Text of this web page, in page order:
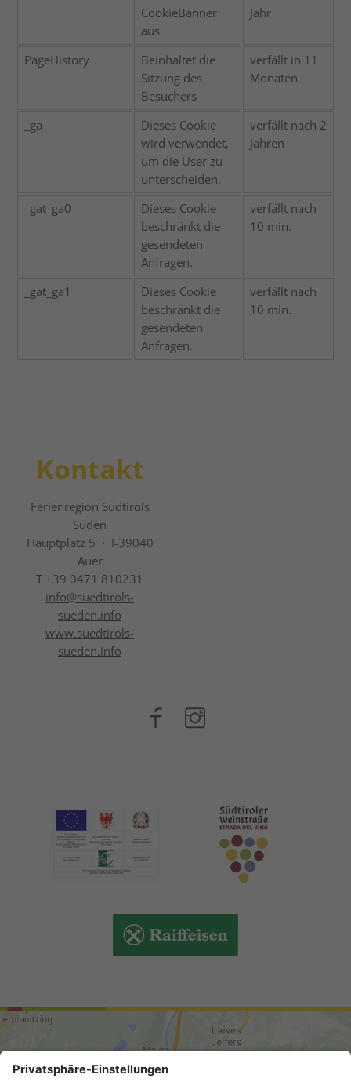
CookieBanner
aus
Jahr
PageHistory
Beinhaltet die
Sitzung des
Besuchers
verfällt in 11
Monaten
_ga
Dieses Cookie
wird verwendet,
um die User zu
unterscheiden.
verfällt nach 2
Jahren
_gat_ga0
Dieses Cookie
beschränkt die
gesendeten
Anfragen.
verfällt nach
10 min.
_gat_ga1
Dieses Cookie
beschränkt die
gesendeten
Anfragen.
verfällt nach
10 min.
Kontakt
Ferienregion Südtirols
Süden
Hauptplatz 5 · I-39040
Auer
T +39 0471 810231
info@suedtirols-
sueden.info
www.suedtirols-
sueden.info
ANREISE